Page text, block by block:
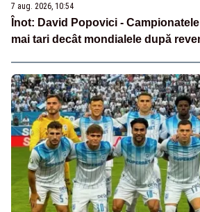
7 aug. 2026, 10:54
Înot: David Popovici -
mai tari decât mondialele după